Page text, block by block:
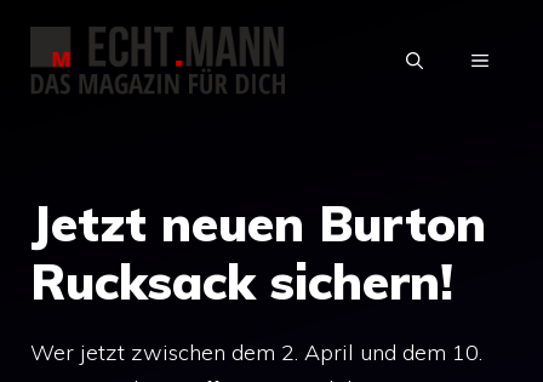
Inhalt
springen
MENÜ
Jetzt neuen Burton
Rucksack sichern!
Wer jetzt zwischen dem 2. April und dem 10.